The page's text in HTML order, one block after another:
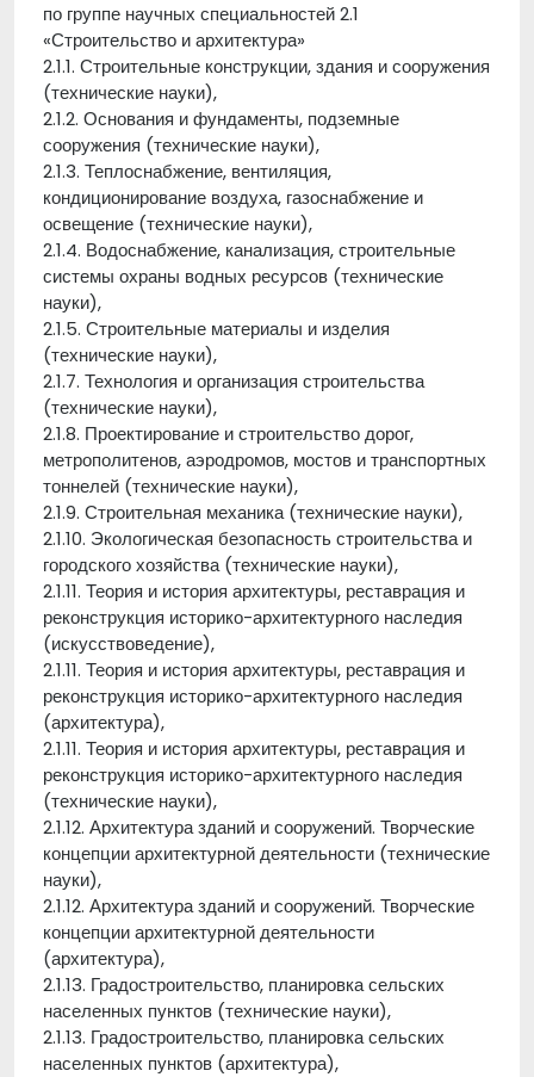
по группе научных специальностей 2.1
«Строительство и архитектура»
2.1.1. Строительные конструкции, здания и сооружения
(технические науки),
2.1.2. Основания и фундаменты, подземные
сооружения (технические науки),
2.1.3. Теплоснабжение, вентиляция,
кондиционирование воздуха, газоснабжение и
освещение (технические науки),
2.1.4. Водоснабжение, канализация, строительные
системы охраны водных ресурсов (технические
науки),
2.1.5. Строительные материалы и изделия
(технические науки),
2.1.7. Технология и организация строительства
(технические науки),
2.1.8. Проектирование и строительство дорог,
метрополитенов, аэродромов, мостов и транспортных
тоннелей (технические науки),
2.1.9. Строительная механика (технические науки),
2.1.10. Экологическая безопасность строительства и
городского хозяйства (технические науки),
2.1.11. Теория и история архитектуры, реставрация и
реконструкция историко-архитектурного наследия
(искусствоведение),
2.1.11. Теория и история архитектуры, реставрация и
реконструкция историко-архитектурного наследия
(архитектура),
2.1.11. Теория и история архитектуры, реставрация и
реконструкция историко-архитектурного наследия
(технические науки),
2.1.12. Архитектура зданий и сооружений. Творческие
концепции архитектурной деятельности (технические
науки),
2.1.12. Архитектура зданий и сооружений. Творческие
концепции архитектурной деятельности
(архитектура),
2.1.13. Градостроительство, планировка сельских
населенных пунктов (технические науки),
2.1.13. Градостроительство, планировка сельских
населенных пунктов (архитектура),